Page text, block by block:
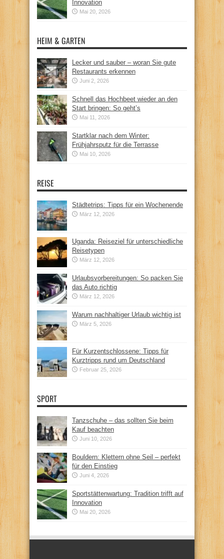
Innovation
Mai 20, 2026
HEIM & GARTEN
Lecker und sauber – woran Sie gute
Restaurants erkennen
Juni 2, 2026
Schnell das Hochbeet wieder an den
Start bringen: So geht’s
Mai 11, 2026
Startklar nach dem Winter:
Frühjahrsputz für die Terrasse
Mai 10, 2026
REISE
Städtetrips: Tipps für ein Wochenende
März 12, 2026
Uganda: Reiseziel für unterschiedliche
Reisetypen
März 12, 2026
Urlaubsvorbereitungen: So packen Sie
das Auto richtig
März 12, 2026
Warum nachhaltiger Urlaub wichtig ist
März 5, 2026
Für Kurzentschlossene: Tipps für
Kurztripps rund um Deutschland
Februar 25, 2026
SPORT
Tanzschuhe – das sollten Sie beim
Kauf beachten
Juni 10, 2026
Bouldern: Klettern ohne Seil – perfekt
für den Einstieg
Juni 4, 2026
Sportstättenwartung: Tradition trifft auf
Innovation
Mai 20, 2026